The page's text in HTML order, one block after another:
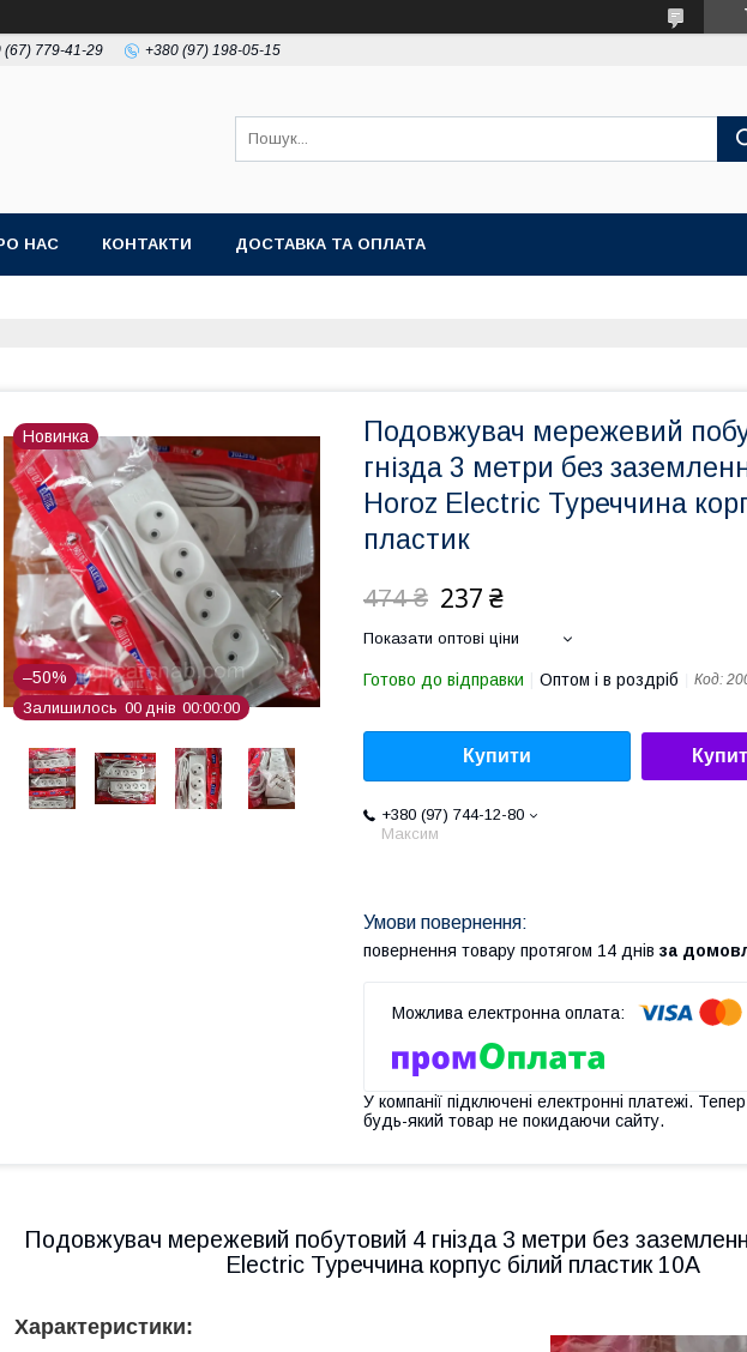
(67) 779-41-29 +380 (97) 198-05-15
НАС КОНТАКТИ ДОСТАВКА ТА ОПЛАТА
Новинка
–50%
Залишилось 00 днів 00 00 00
Подовжувач мережевий
гнізда 3 метри без
Horoz Electric Туреччина
пластик
474 ₴ 237 ₴
Показати оптові ціни
Готово до відправки Оптом і в роздріб Код:
Купити
+380 (97) 744-12-80
Максим
повернення товару протягом 14 днів за
У компанії підключені електронні платежі.
будь-який товар не покидаючи сайту.
Подовжувач мережевий побутовий 4 гнізда 3 метри без
Electric Туреччина корпус білий пластик 10А
Характеристики: